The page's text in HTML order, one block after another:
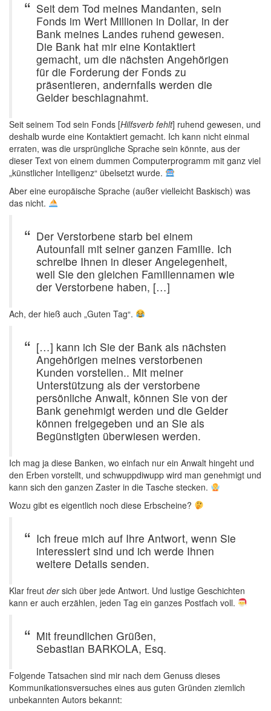
Seit dem Tod meines Mandanten, sein
Fonds im Wert Millionen in Dollar, in der
Bank meines Landes ruhend gewesen.
Die Bank hat mir eine Kontaktiert
gemacht, um die nächsten Angehörigen
für die Forderung der Fonds zu
präsentieren, andernfalls werden die
Gelder beschlagnahmt.
Seit seinem Tod sein Fonds [Hilfsverb fehlt] ruhend gewesen, und
deshalb wurde eine Kontaktiert gemacht. Ich kann nicht einmal
erraten, was die ursprüngliche Sprache sein könnte, aus der
dieser Text von einem dummen Computerprogramm mit ganz viel
„künstlicher Intelligenz“ übelsetzt wurde.
Aber eine europäische Sprache (außer vielleicht Baskisch) was
das nicht.
Der Verstorbene starb bei einem
Autounfall mit seiner ganzen Familie. Ich
schreibe Ihnen in dieser Angelegenheit,
weil Sie den gleichen Familiennamen wie
der Verstorbene haben, […]
Ach, der hieß auch „Guten Tag“.
[…] kann ich Sie der Bank als nächsten
Angehörigen meines verstorbenen
Kunden vorstellen.. Mit meiner
Unterstützung als der verstorbene
persönliche Anwalt, können Sie von der
Bank genehmigt werden und die Gelder
können freigegeben und an Sie als
Begünstigten überwiesen werden.
Ich mag ja diese Banken, wo einfach nur ein Anwalt hingeht und
den Erben vorstellt, und schwuppdiwupp wird man genehmigt und
kann sich den ganzen Zaster in die Tasche stecken.
Wozu gibt es eigentlich noch diese Erbscheine?
Ich freue mich auf Ihre Antwort, wenn Sie
interessiert sind und ich werde Ihnen
weitere Details senden.
Klar freut dersich über jede Antwort. Und lustige Geschichten
kann er auch erzählen, jeden Tag ein ganzes Postfach voll.
Mit freundlichen Grüßen,
Sebastian BARKOLA, Esq.
Folgende Tatsachen sind mir nach dem Genuss dieses
Kommunikationsversuches eines aus guten Gründen ziemlich
unbekannten Autors bekannt: